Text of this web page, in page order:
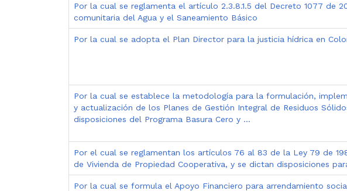
Por la cual se reglamenta el artículo 2.3.8.1.5 del Decreto 1077 de
comunitaria del Agua y el Saneamiento Básico
Por la cual se adopta el Plan Director para la justicia hídrica en
Por la cual se establece la metodología para la formulación,
y actualización de los Planes de Gestión Integral de Residuos
disposiciones del Programa Basura Cero y ...
Por el cual se reglamentan los artículos 76 al 83 de la Ley 79 de
de Vivienda de Propiedad Cooperativa, y se dictan disposiciones
Por la cual se formula el Apoyo Financiero para arrendamiento